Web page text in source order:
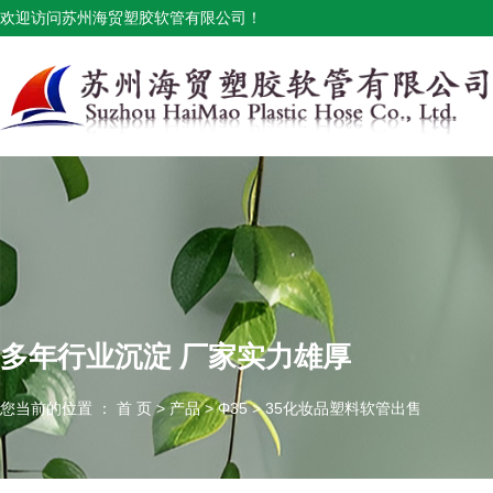
欢迎访问苏州海贸塑胶软管有限公司！
多年行业沉淀 厂家实力雄厚
您当前的位置 ： 首 页>产品 >Φ35 >35化妆品塑料软管出售